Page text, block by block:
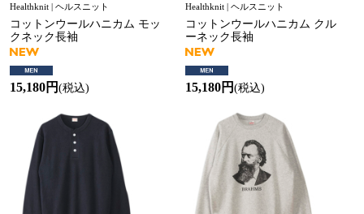
Healthknit | ヘルスニット
コットンウールハニカム モッ
クネック長袖
15,180円 (税込)
Healthknit | ヘルスニット
コットンウールハニカム クル
ーネック長袖
15,180円(税込)